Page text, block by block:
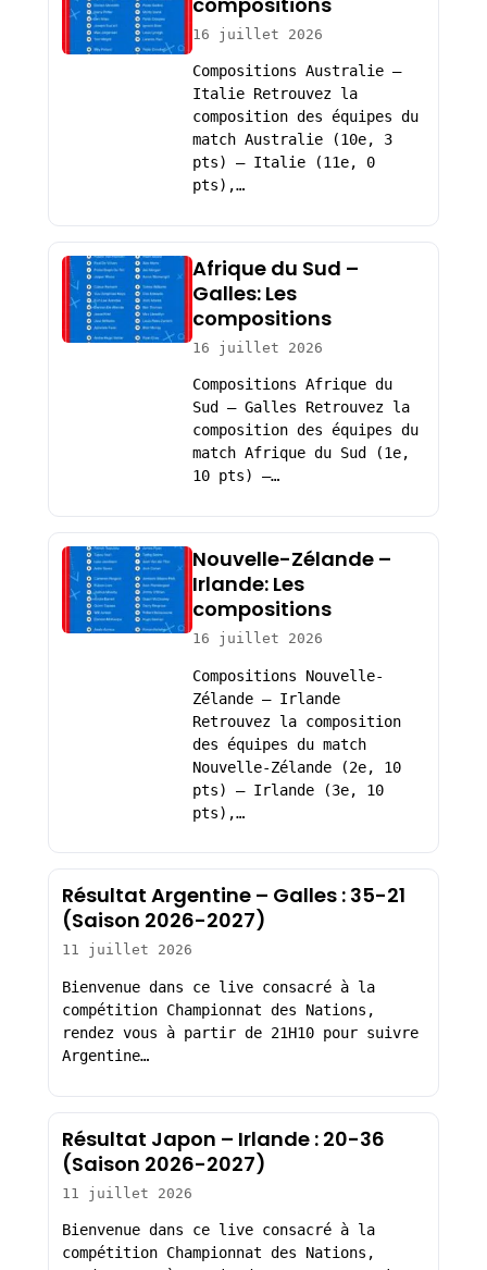
16 juillet 2026
Compositions Australie –
Italie Retrouvez la
composition des équipes du
match Australie (10e, 3
pts) – Italie (11e, 0
pts),…
Afrique du Sud –
Galles: Les
compositions
16 juillet 2026
Compositions Afrique du
Sud – Galles Retrouvez la
composition des équipes du
match Afrique du Sud (1e,
10 pts) –…
Nouvelle-Zélande –
Irlande: Les
compositions
16 juillet 2026
Compositions Nouvelle-
Zélande – Irlande
Retrouvez la composition
des équipes du match
Nouvelle-Zélande (2e, 10
pts) – Irlande (3e, 10
pts),…
Résultat Argentine – Galles : 35-21
(Saison 2026-2027)
11 juillet 2026
Bienvenue dans ce live consacré à la
compétition Championnat des Nations,
rendez vous à partir de 21H10 pour suivre
Argentine…
Résultat Japon – Irlande : 20-36
(Saison 2026-2027)
11 juillet 2026
Bienvenue dans ce live consacré à la
compétition Championnat des Nations,